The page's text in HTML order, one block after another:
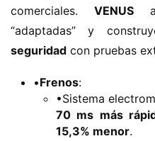
ó
n
e
comerciales. ​ ​VENUS​
“adaptadas” y
seguridad​ con pruebas
•​​Frenos​​:
•Sistema
​70 ms más
15,3% menor​​.